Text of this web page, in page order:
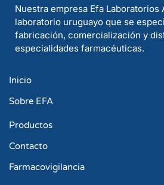
Nuestra empresa Efa Laboratorios
laboratorio uruguayo que se
fabricación, comercialización y
especialidades farmacéuticas.
Inicio
Sobre EFA
Productos
Contacto
Farmacovigilancia